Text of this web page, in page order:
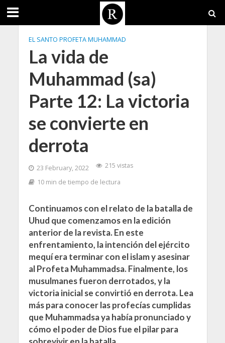
EL SANTO PROFETA MUHAMMAD
La vida de
Muhammad (sa)
Parte 12: La victoria
se convierte en
derrota
23 February, 2022
215 vistas
10 min de tiempo de lectura
Continuamos con el relato de la batalla de
Uhud que comenzamos en la edición
anterior de la revista. En este
enfrentamiento, la intención del ejército
mequí era terminar con el islam y asesinar
al Profeta Muhammadsa. Finalmente, los
musulmanes fueron derrotados, y la
victoria inicial se convirtió en derrota. Lea
más para conocer las profecías cumplidas
que Muhammadsa ya había pronunciado y
cómo el poder de Dios fue el pilar para